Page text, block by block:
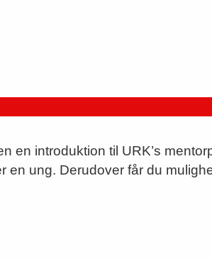
en introduktion til URK’s
en ung. Derudover får du